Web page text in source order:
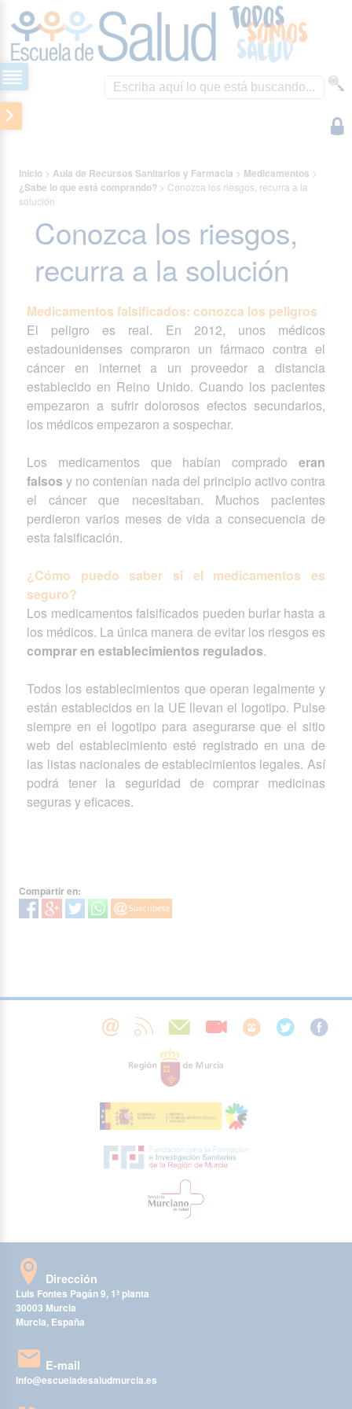
Inicio > Aula de Recursos Sanitarios y Farmacia > Medicamentos >
¿Sabe lo que está comprando? > Conozca los riesgos, recurra a la
solución
Conozca los riesgos,
recurra a la solución
Medicamentos falsificados: conozca los peligros
El peligro es real. En 2012, unos médicos
estadounidenses compraron un fármaco contra el
cáncer en internet a un proveedor a distancia
establecido en Reino Unido. Cuando los pacientes
empezaron a sufrir dolorosos efectos secundarios,
los médicos empezaron a sospechar.
Los medicamentos que habían comprado eran
falsos y no contenían nada del principio activo contra
el cáncer que necesitaban. Muchos pacientes
perdieron varios meses de vida a consecuencia de
esta falsificación.
¿Cómo puedo saber si el medicamentos es
seguro?
Los medicamentos falsificados pueden burlar hasta a
los médicos. La única manera de evitar los riesgos es
comprar en establecimientos regulados.
Todos los establecimientos que operan legalmente y
están establecidos en la UE llevan el logotipo. Pulse
siempre en el logotipo para asegurarse que el sitio
web del establecimiento esté registrado en una de
las listas nacionales de establecimientos legales. Así
podrá tener la seguridad de comprar medicinas
seguras y eficaces.
Compartir en:
Dirección
Luis Fontes Pagán 9, 1ª planta
30003 Murcia
Murcia, España
E-mail
info@escueladesaludmurcia.es